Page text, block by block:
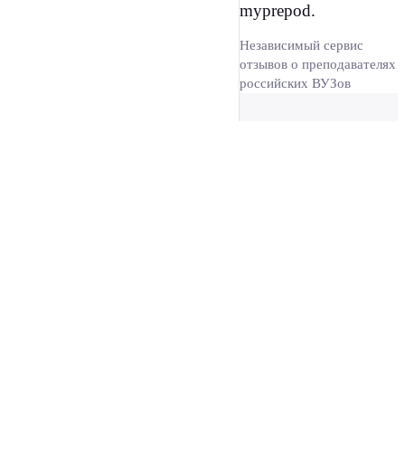
myprepod.
Независимый сервис
отзывов о преподавателях
российских ВУЗов